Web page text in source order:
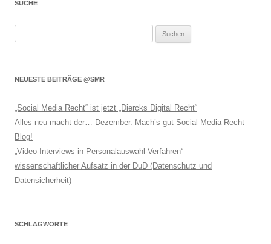
SUCHE
NEUESTE BEITRÄGE @SMR
„Social Media Recht“ ist jetzt „Diercks Digital Recht“
Alles neu macht der… Dezember. Mach’s gut Social Media Recht
Blog!
„Video-Interviews in Personalauswahl-Verfahren“ –
wissenschaftlicher Aufsatz in der DuD (Datenschutz und
Datensicherheit)
SCHLAGWORTE